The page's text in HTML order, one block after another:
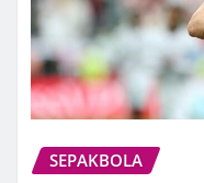
SEPAKBOLA